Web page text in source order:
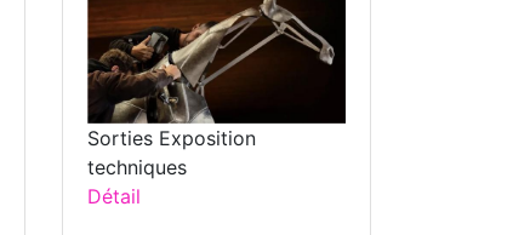
Sorties Exposition
techniques
Détail